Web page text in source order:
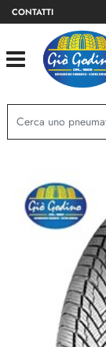
CONTATTI
Open